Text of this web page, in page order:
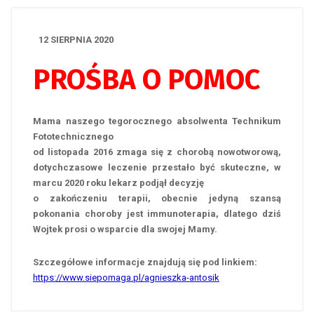
12 SIERPNIA 2020
PROŚBA O POMOC
Mama naszego tegorocznego absolwenta Technikum
Fototechnicznego
od listopada 2016 zmaga się z chorobą nowotworową,
dotychczasowe leczenie przestało być skuteczne, w
marcu 2020 roku lekarz podjął decyzję
o zakończeniu terapii, obecnie jedyną szansą
pokonania choroby jest immunoterapia, dlatego dziś
Wojtek prosi o wsparcie dla swojej Mamy.
Szczegółowe informacje znajdują się pod linkiem:
https://www.siepomaga.pl/agnieszka-antosik